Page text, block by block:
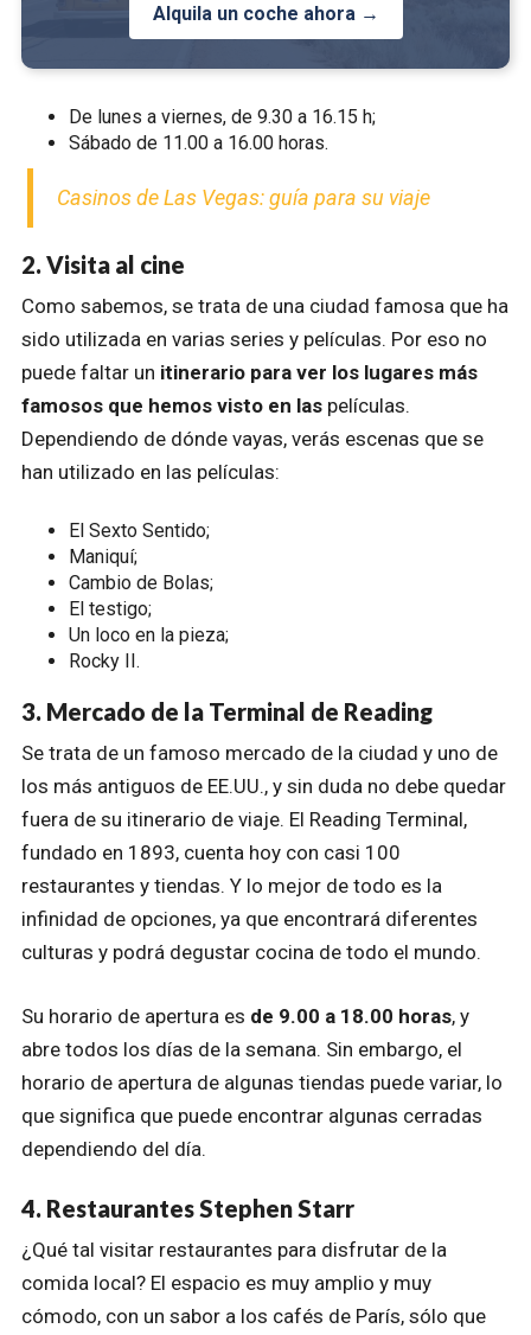
Alquila un coche ahora →
De lunes a viernes, de 9.30 a 16.15 h;
Sábado de 11.00 a 16.00 horas.
Casinos de Las Vegas: guía para su viaje
2. Visita al cine
Como sabemos, se trata de una ciudad famosa que ha
sido utilizada en varias series y películas. Por eso no
puede faltar un itinerario para ver los lugares más
famosos que hemos visto en las películas.
Dependiendo de dónde vayas, verás escenas que se
han utilizado en las películas:
El Sexto Sentido;
Maniquí;
Cambio de Bolas;
El testigo;
Un loco en la pieza;
Rocky II.
3. Mercado de la Terminal de Reading
Se trata de un famoso mercado de la ciudad y uno de
los más antiguos de EE.UU., y sin duda no debe quedar
fuera de su itinerario de viaje. El Reading Terminal,
fundado en 1893, cuenta hoy con casi 100
restaurantes y tiendas. Y lo mejor de todo es la
infinidad de opciones, ya que encontrará diferentes
culturas y podrá degustar cocina de todo el mundo.
Su horario de apertura es de 9.00 a 18.00 horas, y
abre todos los días de la semana. Sin embargo, el
horario de apertura de algunas tiendas puede variar, lo
que significa que puede encontrar algunas cerradas
dependiendo del día.
4. Restaurantes Stephen Starr
¿Qué tal visitar restaurantes para disfrutar de la
comida local? El espacio es muy amplio y muy
cómodo, con un sabor a los cafés de París, sólo que